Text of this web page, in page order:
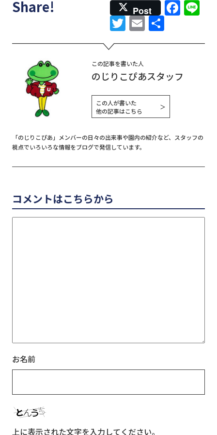
Share!
Post
Twitter
Email
有
この記事を書いた人
のじりこぴあスタッフ
この人が書いた
他の記事はこちら
＞
「のじりこぴあ」メンバーの日々の出来事や園内の紹介など、スタッフの
視点でいろいろな情報をブログで発信しています。
コメントはこちらから
お名前
上に表示された文字を入力してください。